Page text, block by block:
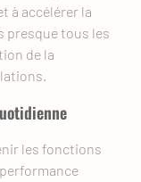
à accélérer la
presque tous les
de la
les fonctions